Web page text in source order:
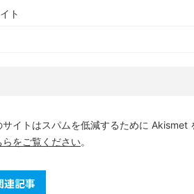
ト
サイトはスパムを低減するために Akismet
らをご覧ください。
連記事